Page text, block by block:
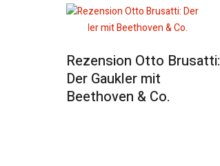
Rezension Otto Brusatti:
Der Gaukler mit
Beethoven & Co.